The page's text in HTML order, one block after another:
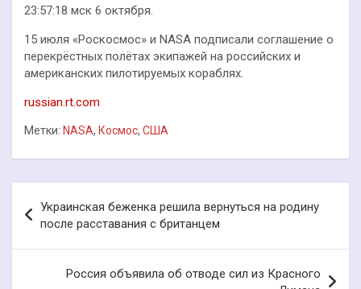
23:57:18 мск 6 октября.
15 июля «Роскосмос» и NASA подписали соглашение о
перекрёстных полётах экипажей на российских и
американских пилотируемых кораблях.
russian.rt.com
Метки: NASA, Космос, США
по
записям
Украинская беженка решила вернуться на родину
после расставания с британцем
Россия объявила об отводе сил из Красного